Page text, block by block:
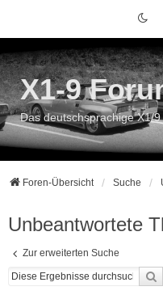
X1-9
Das deutschsprachige X1/
Foren-Übersicht Suche
Unbeantwortete
Zur erweiterten Suche